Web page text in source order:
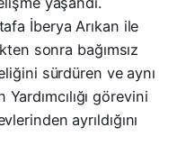
İberya Arıkan ile
sonra bağımsız
sürdüren ve aynı
görevini
ayrıldığını